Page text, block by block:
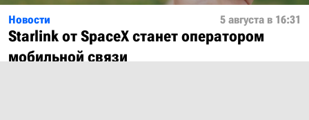
Новости 5 августа в 16:31
Starlink от SpaceX станет оператором
мобильной связи